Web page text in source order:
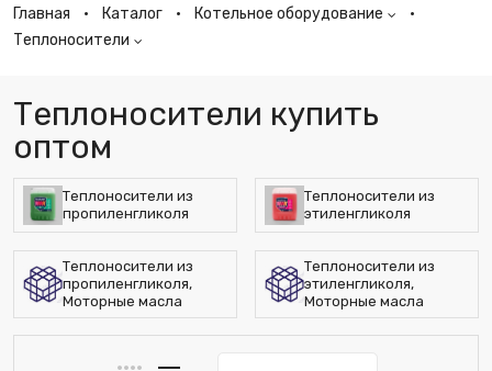
Главная Каталог
Котельное оборудование
Теплоносители
Теплоносители купить
оптом
Теплоносители из
пропиленгликоля
Теплоносители из
этиленгликоля
Теплоносители из
пропиленгликоля,
Моторные масла
Теплоносители из
этиленгликоля,
Моторные масла